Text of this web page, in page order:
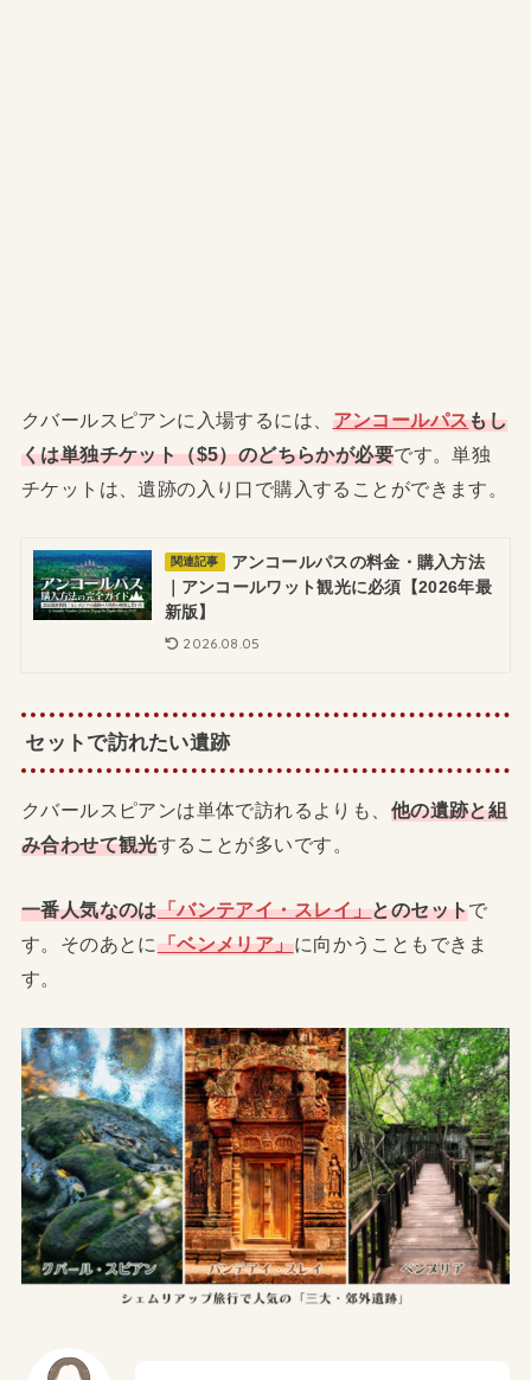
クバールスピアンに入場するには、 アンコールパスもし
くは単独チケット（$5）のどちらかが必要です。単独
チケットは、遺跡の入り口で購入することができます。
関連記事
アンコールパスの料金・購入方法
｜アンコールワット観光に必須【2026年最
新版】
2026.08.05
セットで訪れたい遺跡
クバールスピアンは単体で訪れるよりも、 他の遺跡と組
み合わせて観光することが多いです。
一番人気なのは「バンテアイ・スレイ」とのセットで
す。そのあとに「ベンメリア」に向かうこともできま
す。